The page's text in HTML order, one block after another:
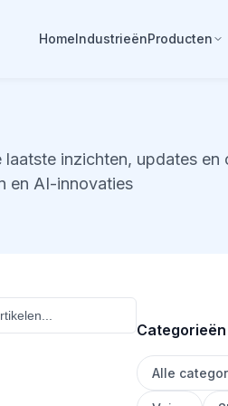
HomeIndustrieënProducten
laatste inzichten, updates
en AI-innovaties
Categorieën
Alle